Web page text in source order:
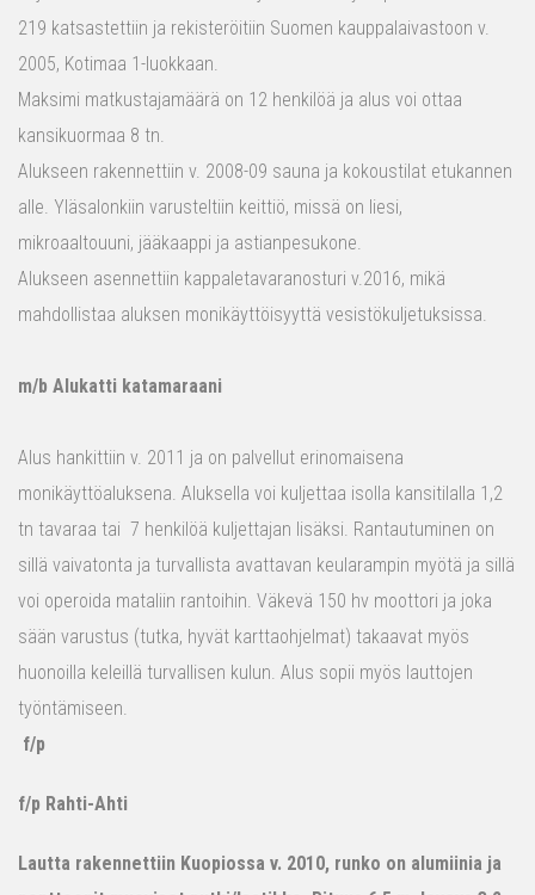
219 katsastettiin ja rekisteröitiin Suomen kauppalaivastoon v.
2005, Kotimaa 1-luokkaan.
Maksimi matkustajamäärä on 12 henkilöä ja alus voi ottaa
kansikuormaa 8 tn.
Alukseen rakennettiin v. 2008-09 sauna ja kokoustilat etukannen
alle. Yläsalonkiin varusteltiin keittiö, missä on liesi,
mikroaaltouuni, jääkaappi ja astianpesukone.
Alukseen asennettiin kappaletavaranosturi v.2016, mikä
mahdollistaa aluksen monikäyttöisyyttä vesistökuljetuksissa.
m/b Alukatti katamaraani
Alus hankittiin v. 2011 ja on palvellut erinomaisena
monikäyttöaluksena. Aluksella voi kuljettaa isolla kansitilalla 1,2
tn tavaraa tai 7 henkilöä kuljettajan lisäksi. Rantautuminen on
sillä vaivatonta ja turvallista avattavan keularampin myötä ja sillä
voi operoida mataliin rantoihin. Väkevä 150 hv moottori ja joka
sään varustus (tutka, hyvät karttaohjelmat) takaavat myös
huonoilla keleillä turvallisen kulun. Alus sopii myös lauttojen
työntämiseen.
f/p
f/p Rahti-Ahti
Lautta rakennettiin Kuopiossa v. 2010, runko on alumiinia ja